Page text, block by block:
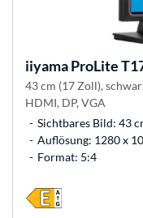
iiyamaProLite
43 cm (17 Zoll),
HDMI, DP, VGA
Sichtbares Bild: 43
Auflösung: 1280 x
Format: 5:4